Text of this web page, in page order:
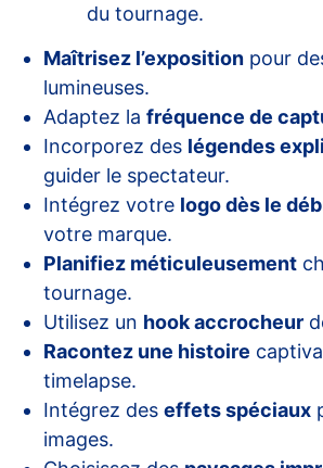
du tournage.
Maîtrisez l’exposition pour
lumineuses.
Adaptez la fréquence de
Incorporez des légendes
guider le spectateur.
Intégrez votre logo dès le
votre marque.
Planifiez méticuleusement
tournage.
Utilisez un hook accrocheur
Racontez une histoire
timelapse.
Intégrez des effets spéciaux
images.